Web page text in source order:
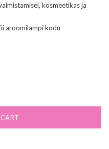
kosmeetikas ja
aroomilampi kodu